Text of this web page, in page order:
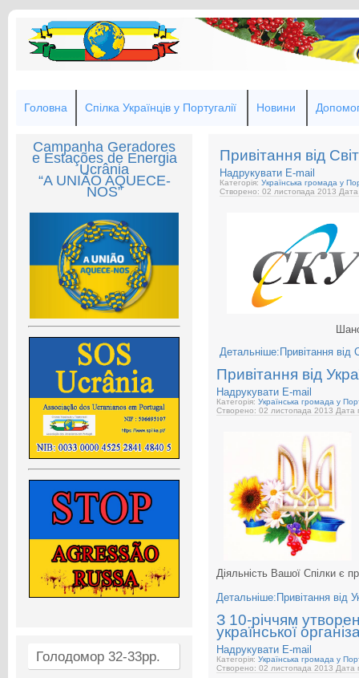
Головна Спілка Українців у Португалії Новини
Campanha Geradores
e Estações de Energia
Ucrânia
“A UNIÃO AQUECE-
NOS”
Голодомор 32-33рр.
Привітання від
Надрукувати E-mail
Категорія:Українська громада у
Створено: 02 листопада 2013 Дата
Детальніше:Привітання від
Привітання від
Надрукувати E-mail
Категорія: Українська громада у
Створено: 02 листопада 2013 Дата
Діяльність Вашої Спілки є
Детальніше:Привітання від
З 10-річчям
української
Надрукувати E-mail
Категорія: Українська громада у
Створено: 02 листопада 2013 Дата